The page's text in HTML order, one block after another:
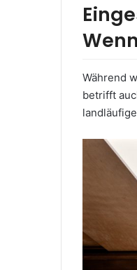
Während
betrifft